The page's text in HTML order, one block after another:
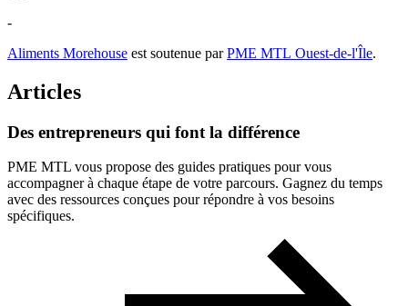
-
Aliments Morehouse est soutenue parPME MTL Ouest-de-l'Île.
Articles
Des entrepreneurs qui font la différence
PME MTL vous propose des guides pratiques pour vous
accompagner à chaque étape de votre parcours. Gagnez du temps
avec des ressources conçues pour répondre à vos besoins
spécifiques.